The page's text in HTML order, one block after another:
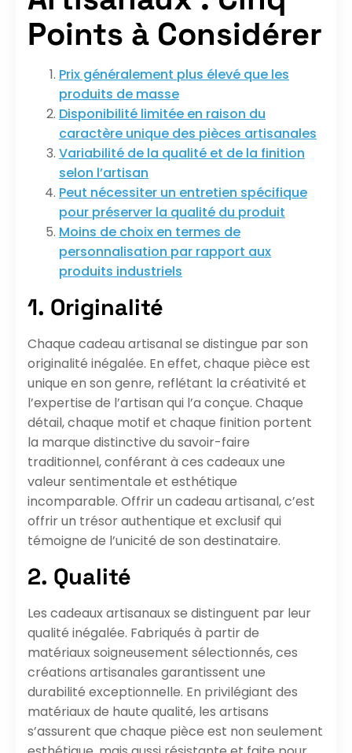
Points à Considérer
Prix généralement plus élevé que les
produits de masse
Disponibilité limitée en raison du
caractère unique des pièces artisanales
Variabilité de la qualité et de la finition
selon l’artisan
Peut nécessiter un entretien spécifique
pour préserver la qualité du produit
Moins de choix en termes de
personnalisation par rapport aux
produits industriels
1. Originalité
Chaque cadeau artisanal se distingue par son
originalité inégalée. En effet, chaque pièce est
unique en son genre, reflétant la créativité et
l’expertise de l’artisan qui l’a conçue. Chaque
détail, chaque motif et chaque finition portent
la marque distinctive du savoir-faire
traditionnel, conférant à ces cadeaux une
valeur sentimentale et esthétique
incomparable. Offrir un cadeau artisanal, c’est
offrir un trésor authentique et exclusif qui
témoigne de l’unicité de son destinataire.
2. Qualité
Les cadeaux artisanaux se distinguent par leur
qualité inégalée. Fabriqués à partir de
matériaux soigneusement sélectionnés, ces
créations artisanales garantissent une
durabilité exceptionnelle. En privilégiant des
matériaux de haute qualité, les artisans
s’assurent que chaque pièce est non seulement